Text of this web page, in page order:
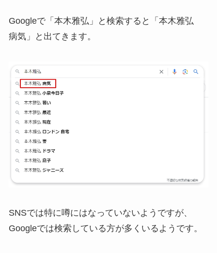
Googleで「本木雅弘」と検索すると「本木雅弘
病気」と出てきます。
SNSでは特に噂にはなっていないようですが、
Googleでは検索している方が多くいるようです。